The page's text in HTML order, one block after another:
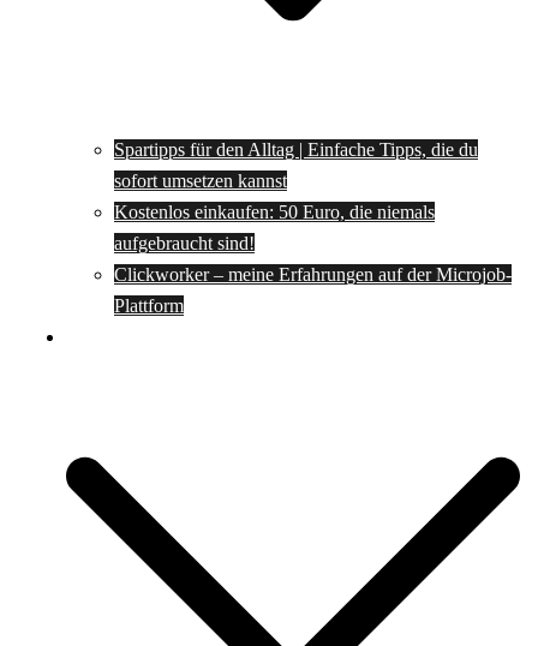
Spartipps für den Alltag | Einfache Tipps, die du
sofort umsetzen kannst
Kostenlos einkaufen: 50 Euro, die niemals
aufgebraucht sind!
Clickworker – meine Erfahrungen auf der Microjob-
Plattform